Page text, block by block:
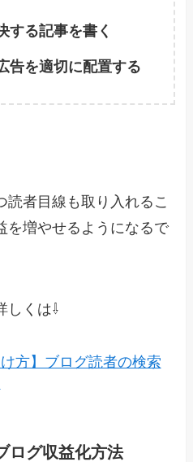
する記事を書く
告を適切に配置する
読者目線も取り入れるこ
を増やせるようになるで
しくは⇩
方】ブログ読者の検索
ログ収益化方法